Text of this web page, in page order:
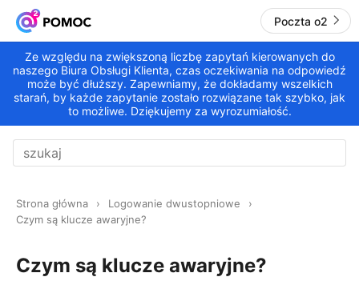
Poczta o2
Ze względu na zwiększoną liczbę zapytań kierowanych do
naszego Biura Obsługi Klienta, czas oczekiwania na odpowiedź
może być dłuższy. Zapewniamy, że dokładamy wszelkich
starań, by każde zapytanie zostało rozwiązane tak szybko, jak
to możliwe. Dziękujemy za wyrozumiałość.
Strona główna
Logowanie dwustopniowe
Czym są klucze awaryjne?
Czym są klucze awaryjne?